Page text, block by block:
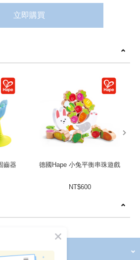
立即購買
齒器 德國Hape 小兔平衡串珠遊戲
NT$600
next
線上DM